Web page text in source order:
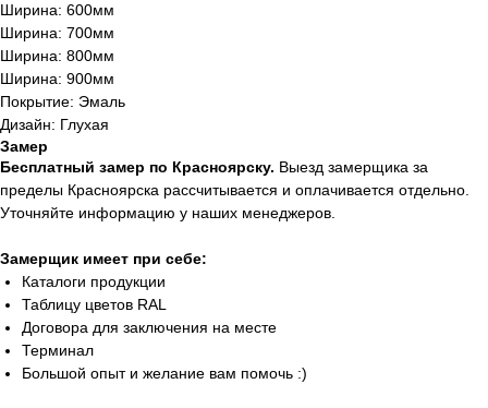
Ширина: 600мм
Ширина: 700мм
Ширина: 800мм
Ширина: 900мм
Покрытие: Эмаль
Дизайн: Глухая
Замер
Бесплатный замер по Красноярску. Выезд замерщика за
пределы Красноярска рассчитывается и оплачивается отдельно.
Уточняйте информацию у наших менеджеров.
Замерщик имеет при себе:
Каталоги продукции
Таблицу цветов RAL
Договора для заключения на месте
Терминал
Большой опыт и желание вам помочь :)